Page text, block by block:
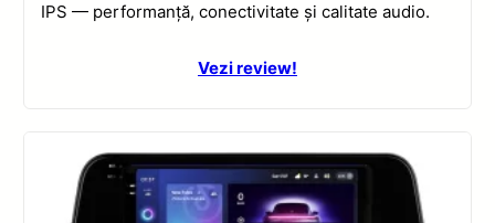
IPS — performanță, conectivitate și calitate audio.
Vezi review!